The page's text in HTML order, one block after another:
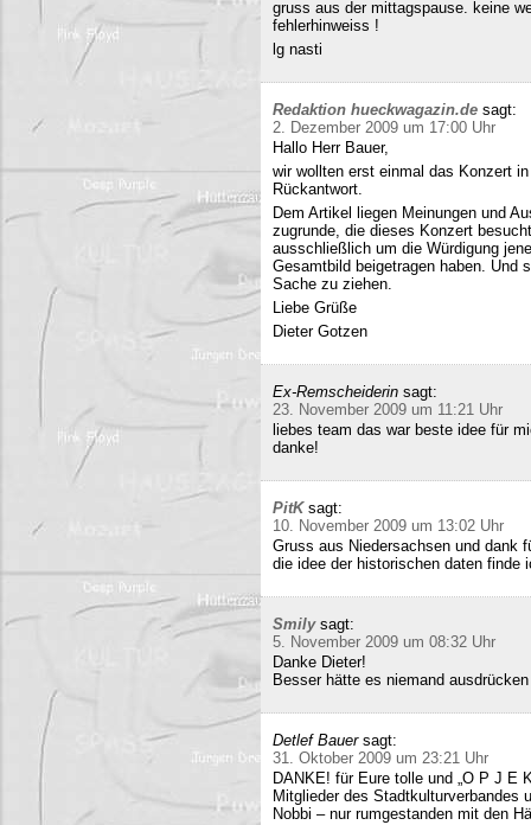
gruss aus der mittagspause. keine
fehlerhinweiss !
lg nasti
Redaktion hueckwagazin.de sagt:
2. Dezember 2009 um 17:00 Uhr
Hallo Herr Bauer,
wir wollten erst einmal das Konzert
Rückantwort.
Dem Artikel liegen Meinungen und
zugrunde, die dieses Konzert
ausschließlich um die Würdigung
Gesamtbild beigetragen haben. Und
Sache zu ziehen.
Liebe Grüße
Dieter Gotzen
Ex-Remscheiderin sagt:
23. November 2009 um 11:21 Uhr
liebes team das war beste idee für
danke!
PitK sagt:
10. November 2009 um 13:02 Uhr
Gruss aus Niedersachsen und dank
die idee der historischen daten finde
Smily sagt:
5. November 2009 um 08:32 Uhr
Danke Dieter!
Besser hätte es niemand
Detlef Bauer sagt:
31. Oktober 2009 um 23:21 Uhr
DANKE! für Eure tolle und „O P J E
Mitglieder des Stadtkulturverbandes
Nobbi – nur rumgestanden mit den